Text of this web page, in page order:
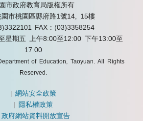
市政府教育局版權所有
市桃園區縣府路1號14, 15樓
FAX：(03)3358254
星期五 上午8:00至12:00 下午13:00至
17:00
of Education, Taoyuan. All Rights
Reserved.
|網站安全政策
| 隱私權政策
政府網站資料開放宣告